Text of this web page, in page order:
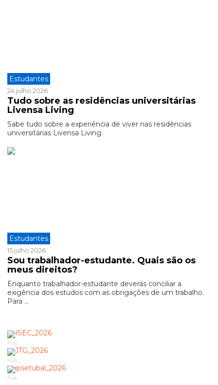
Estudantes
24 julho 2026
Tudo sobre as residências universitárias
Livensa Living
Sabe tudo sobre a experiência de viver nas residências
universitárias Livensa Living.
Estudantes
15 julho 2026
Sou trabalhador-estudante. Quais são os
meus direitos?
Enquanto trabalhador-estudante deverás conciliar a
exigência dos estudos com as obrigações de um trabalho.
Para ...
Pub
Pub
Pub